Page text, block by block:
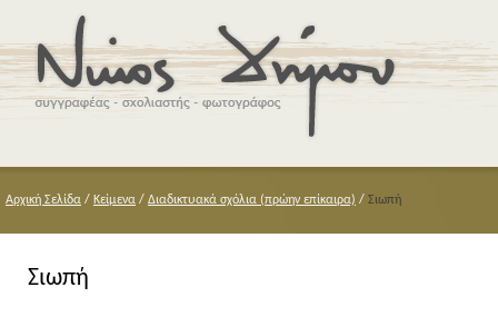
Αρχική Σελίδα / Κείμενα / Διαδικτυακά σχόλια (πρώην επίκαιρα) / Σιωπή
Σιωπή